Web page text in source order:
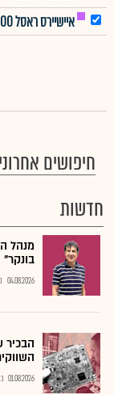
איישיירס ראסל 1000
חיפושים
חדשות
מנהל
בונקר"
04.08.2026
הבכיר
01.08.2026